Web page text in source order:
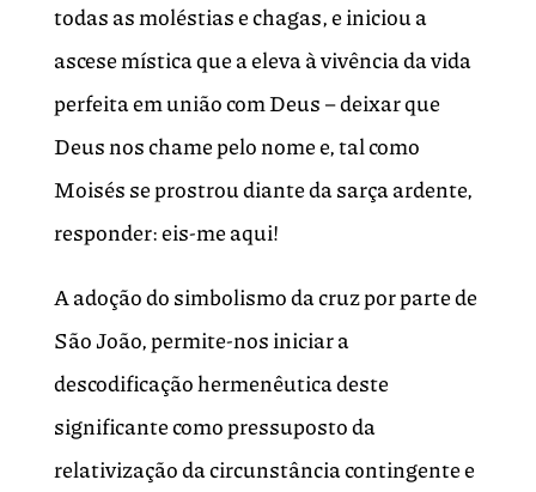
todas as moléstias e chagas, e iniciou a
ascese mística que a eleva à vivência da vida
perfeita em união com Deus – deixar que
Deus nos chame pelo nome e, tal como
Moisés se prostrou diante da sarça ardente,
responder: eis-me aqui!
A adoção do simbolismo da cruz por parte de
São João, permite-nos iniciar a
descodificação hermenêutica deste
significante como pressuposto da
relativização da circunstância contingente e